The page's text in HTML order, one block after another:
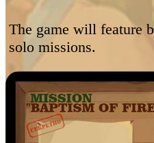
The game will feature
solo missions.